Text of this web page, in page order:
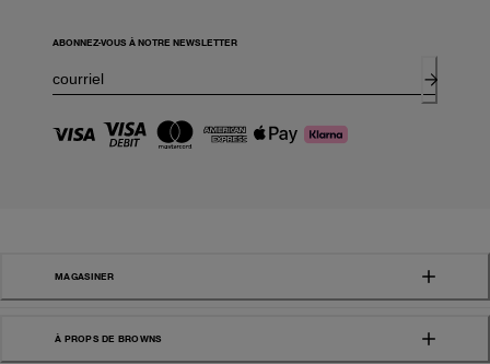
ABONNEZ-VOUS À NOTRE NEWSLETTER
MAGASINER
À PROPS DE BROWNS